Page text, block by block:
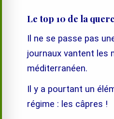
Le top 10 de la
Il ne se passe pas
journaux vantent les
méditerranéen.
Il y a pourtant un
régime : les câpres !